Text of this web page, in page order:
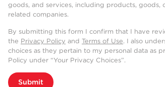
goods, and services, including products, goods,
related companies.
By submitting this form I confirm that I have
the Privacy Policy and Terms of Use. I also
choices as they pertain to my personal data as
Policy under “Your Privacy Choices”.
Submit